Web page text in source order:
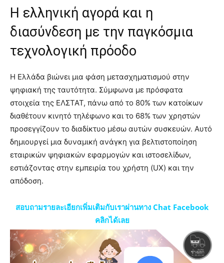
Η ελληνική αγορά και η
διασύνδεση με την παγκόσμια
τεχνολογική πρόοδο
Η Ελλάδα βιώνει μια φάση μετασχηματισμού στην
ψηφιακή της ταυτότητα. Σύμφωνα με πρόσφατα
στοιχεία της ΕΛΣΤΑΤ, πάνω από το 80% των κατοίκων
διαθέτουν κινητό τηλέφωνο και το 68% των χρηστών
προσεγγίζουν το διαδίκτυο μέσω αυτών συσκευών. Αυτό
δημιουργεί μια δυναμική ανάγκη για βελτιστοποίηση
εταιρικών ψηφιακών εφαρμογών και ιστοσελίδων,
εστιάζοντας στην εμπειρία του χρήστη (UX) και την
απόδοση.
สอบถามรายละเอียกเพิ่มเติมกับเราผ่านทาง Chat Facebook
คลิกได้เลย